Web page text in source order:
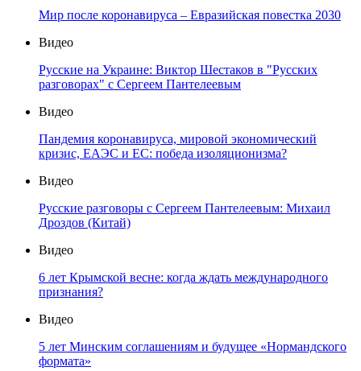
Мир после коронавируса – Евразийская повестка 2030
Видео
Русские на Украине: Виктор Шестаков в "Русских
разговорах" с Сергеем Пантелеевым
Видео
Пандемия коронавируса, мировой экономический
кризис, ЕАЭС и ЕС: победа изоляционизма?
Видео
Русские разговоры с Сергеем Пантелеевым: Михаил
Дроздов (Китай)
Видео
6 лет Крымской весне: когда ждать международного
признания?
Видео
5 лет Минским соглашениям и будущее «Нормандского
формата»